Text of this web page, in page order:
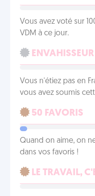
Vous avez voté sur
VDM à ce jour.
ENVAHISSEUR
Vous n'étiez pas en
vous avez soumis
50 FAVORIS
Quand on aime, on
dans vos favoris !
LE TRAVAIL,